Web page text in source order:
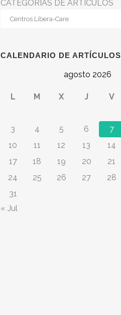
CATEGORÍAS DE ARTÍCULOS
CALENDARIO DE ARTÍCULOS
agosto 2026
L M X J V
3
4 5 6 7
10
11 12 13 14
17
18 19 20 21
24
25 26 27 28
31
« Jul